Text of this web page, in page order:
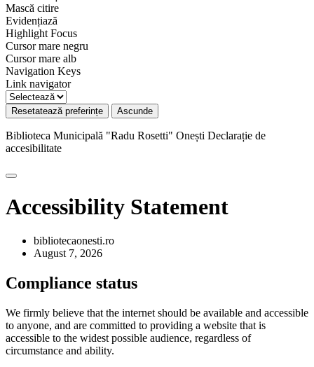
Mască citire
Evidențiază
Highlight Focus
Cursor mare negru
Cursor mare alb
Navigation Keys
Link navigator
Resetatează preferințe Ascunde
Biblioteca Municipală "Radu Rosetti" Onești Declarație de
accesibilitate
Accessibility Statement
bibliotecaonesti.ro
August 7, 2026
Compliance status
We firmly believe that the internet should be available and accessible
to anyone, and are committed to providing a website that is
accessible to the widest possible audience, regardless of
circumstance and ability.